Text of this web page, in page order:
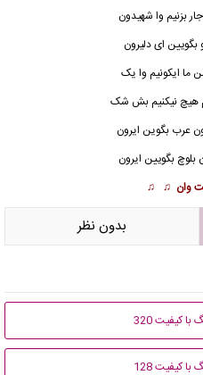
بزنیم وا شهیدون
ای دلیرون
ما ایکونیم وا یک
هیچ نیکنیم بش شک
عرب بگوین ایرون
بلوچ بگویین ایرون
وان ♫ ♫
بدون نظر
با کیفیت 320
با کیفیت 128